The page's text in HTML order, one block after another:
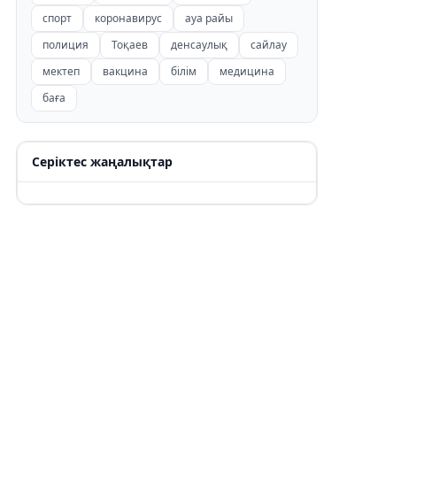
спорт
коронавирус
ауа райы
полиция
Тоқаев денсаулық
сайлау
мектеп
вакцина білім
медицина
баға
Серіктес жаңалықтар